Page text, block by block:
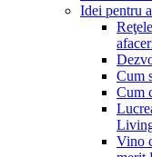
Idei pentru
Cum
Cum
Vino